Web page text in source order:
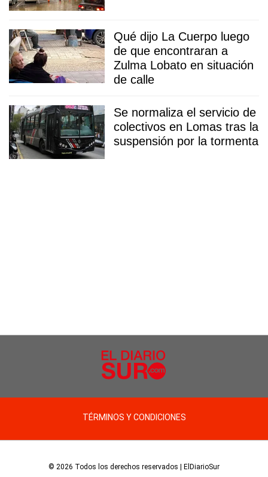
Qué dijo La Cuerpo luego
de que encontraran a
Zulma Lobato en situación
de calle
Se normaliza el servicio de
colectivos en Lomas tras la
suspensión por la tormenta
TÉRMINOS Y CONDICIONES
© 2026 Todos los derechos reservados | ElDiarioSur